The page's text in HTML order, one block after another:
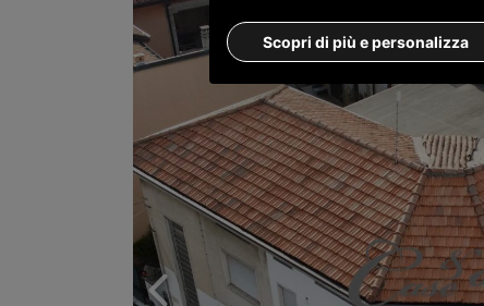
Scopri di più e personalizza